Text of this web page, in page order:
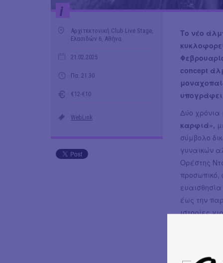
i
Αρχιτεκτονική Club Live Stage,
Ελασιδών 6, Αθήνα
21.02.2025
Πα: 21.30
€12-€10
WebLink
Το νέο
concept
υπογράφει
Δύο χρόνια
καρφιά»,
σύμβολο
γυναικών
Ορέστης
έως την
ιστορίες
Βαθιά